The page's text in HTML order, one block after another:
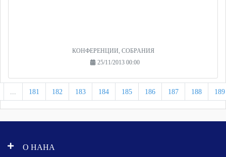
КОНФЕРЕНЦИИ, СОБРАНИЯ
25/11/2013 00:00
... 181 182 183 184 185 186 187 188 189
О НАНА